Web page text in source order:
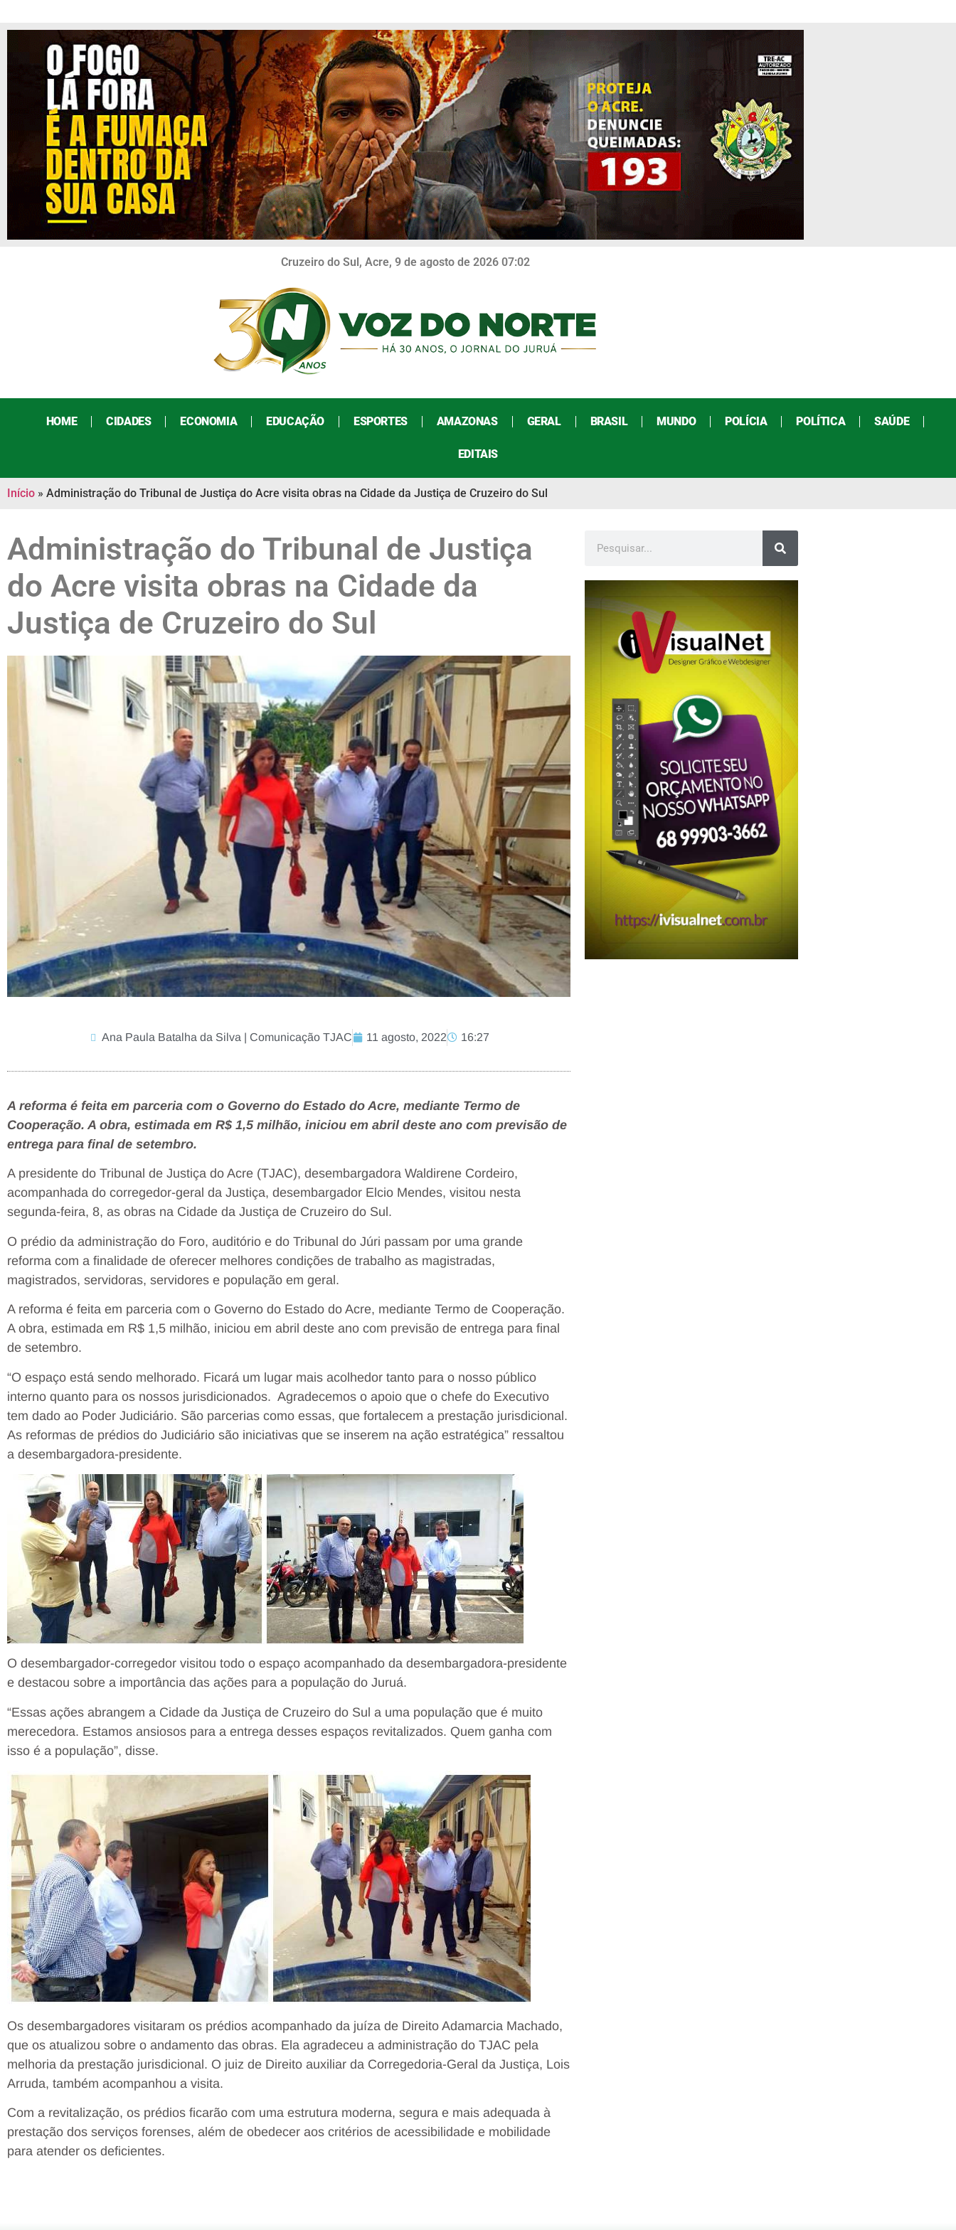
Cruzeiro do Sul, Acre, 9 de agosto de 2026 07:02
HOME CIDADES ECONOMIA EDUCAÇÃO ESPORTES AMAZONAS GERAL BRASIL MUNDO POLÍCIA POLÍTICA SAÚDE
EDITAIS
Início » Administração do Tribunal de Justiça do Acre visita obras na Cidade da Justiça de Cruzeiro do Sul
Administração do Tribunal de Justiça
do Acre visita obras na Cidade da
Justiça de Cruzeiro do Sul
Ana Paula Batalha da Silva | Comunicação TJAC 11 agosto, 2022 16:27
A reforma é feita em parceria com o Governo do Estado do Acre, mediante Termo de
Cooperação. A obra, estimada em R$ 1,5 milhão, iniciou em abril deste ano com previsão de
entrega para final de setembro.
A presidente do Tribunal de Justiça do Acre (TJAC), desembargadora Waldirene Cordeiro,
acompanhada do corregedor-geral da Justiça, desembargador Elcio Mendes, visitou nesta
segunda-feira, 8, as obras na Cidade da Justiça de Cruzeiro do Sul.
O prédio da administração do Foro, auditório e do Tribunal do Júri passam por uma grande
reforma com a finalidade de oferecer melhores condições de trabalho as magistradas,
magistrados, servidoras, servidores e população em geral.
A reforma é feita em parceria com o Governo do Estado do Acre, mediante Termo de Cooperação.
A obra, estimada em R$ 1,5 milhão, iniciou em abril deste ano com previsão de entrega para final
de setembro.
“O espaço está sendo melhorado. Ficará um lugar mais acolhedor tanto para o nosso público
interno quanto para os nossos jurisdicionados. Agradecemos o apoio que o chefe do Executivo
tem dado ao Poder Judiciário. São parcerias como essas, que fortalecem a prestação jurisdicional.
As reformas de prédios do Judiciário são iniciativas que se inserem na ação estratégica” ressaltou
a desembargadora-presidente.
O desembargador-corregedor visitou todo o espaço acompanhado da desembargadora-presidente
e destacou sobre a importância das ações para a população do Juruá.
“Essas ações abrangem a Cidade da Justiça de Cruzeiro do Sul a uma população que é muito
merecedora. Estamos ansiosos para a entrega desses espaços revitalizados. Quem ganha com
isso é a população”, disse.
Os desembargadores visitaram os prédios acompanhado da juíza de Direito Adamarcia Machado,
que os atualizou sobre o andamento das obras. Ela agradeceu a administração do TJAC pela
melhoria da prestação jurisdicional. O juiz de Direito auxiliar da Corregedoria-Geral da Justiça, Lois
Arruda, também acompanhou a visita.
Com a revitalização, os prédios ficarão com uma estrutura moderna, segura e mais adequada à
prestação dos serviços forenses, além de obedecer aos critérios de acessibilidade e mobilidade
para atender os deficientes.